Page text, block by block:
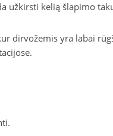
užkirsti kelią šlapimo
dirvožemis yra labai